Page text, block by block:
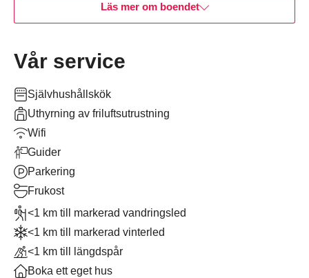
Läs mer om boendet
Vår service
Självhushållskök
Uthyrning av friluftsutrustning
Wifi
Guider
Parkering
Frukost
<1 km till markerad vandringsled
<1 km till markerad vinterled
<1 km till längdspår
Boka ett eget hus